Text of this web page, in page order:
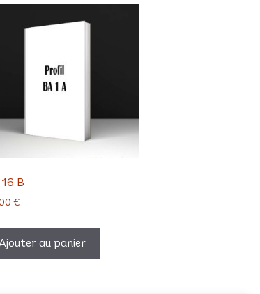
16 B
€
au panier